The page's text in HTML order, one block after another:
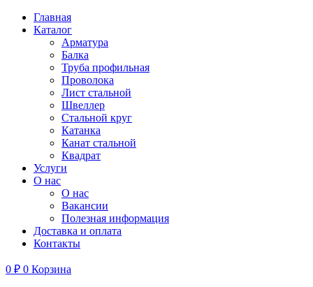
Главная
Каталог
Арматура
Балка
Труба профильная
Проволока
Лист стальной
Швеллер
Стальной круг
Катанка
Канат стальной
Квадрат
Услуги
О нас
О нас
Вакансии
Полезная информация
Доставка и оплата
Контакты
0 ₽ 0 Корзина